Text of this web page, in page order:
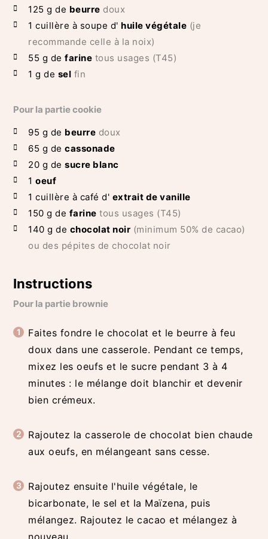
125 g de beurre doux
1 cuillère à soupe d' huile végétale (je
recommande celle à la noix)
55 g de farine tous usages (T45)
1 g de sel fin
Pour la partie cookie
95 g de beurre doux
65 g de cassonade
20 g de sucre blanc
1 oeuf
1 cuillère à café d' extrait de vanille
150 g de farine tous usages (T45)
140 g de chocolat noir (minimum 50% de cacao)
ou des pépites de chocolat noir
Instructions
Pour la partie brownie
Faites fondre le chocolat et le beurre à feu
doux dans une casserole. Pendant ce temps,
mixez les oeufs et le sucre pendant 3 à 4
minutes : le mélange doit blanchir et devenir
bien crémeux.
Rajoutez la casserole de chocolat bien chaude
aux oeufs, en mélangeant sans cesse.
Rajoutez ensuite l'huile végétale, le
bicarbonate, le sel et la Maïzena, puis
mélangez. Rajoutez le cacao et mélangez à